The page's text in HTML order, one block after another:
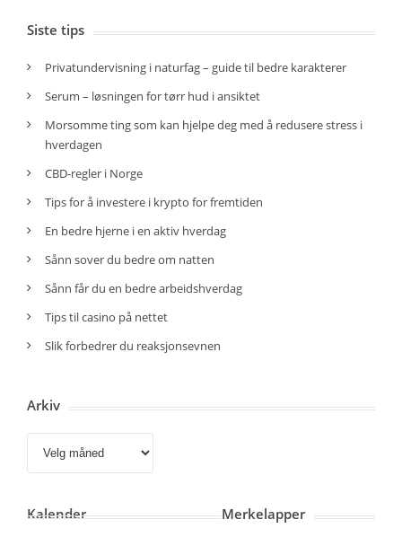
Siste tips
Privatundervisning i naturfag – guide til bedre karakterer
Serum – løsningen for tørr hud i ansiktet
Morsomme ting som kan hjelpe deg med å redusere stress i
hverdagen
CBD-regler i Norge
Tips for å investere i krypto for fremtiden
En bedre hjerne i en aktiv hverdag
Sånn sover du bedre om natten
Sånn får du en bedre arbeidshverdag
Tips til casino på nettet
Slik forbedrer du reaksjonsevnen
Arkiv
Kalender Merkelapper